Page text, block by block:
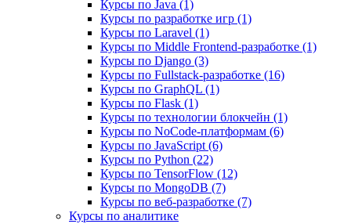
Курсы по Java (1)
Курсы по разработке игр (1)
Курсы по Laravel (1)
Курсы по Middle Frontend-разработке (1)
Курсы по Django (3)
Курсы по Fullstack‑разработке (16)
Курсы по GraphQL (1)
Курсы по Flask (1)
Курсы по технологии блокчейн (1)
Курсы по NoCode‑платформам (6)
Курсы по JavaScript (6)
Курсы по Python (22)
Курсы по TensorFlow (12)
Курсы по MongoDB (7)
Курсы по веб‑разработке (7)
Курсы по аналитике